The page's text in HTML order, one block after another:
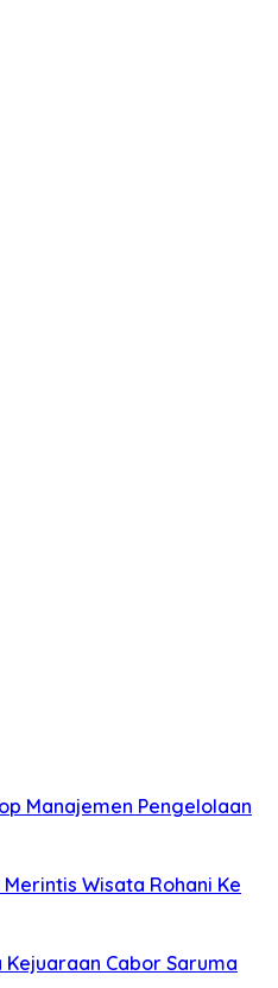
Manajemen Pengelolaan
Wisata Rohani Ke
Kejuaraan Cabor Saruma